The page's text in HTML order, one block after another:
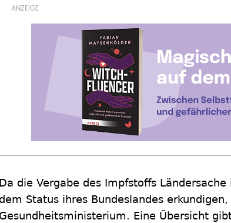
Da die Vergabe des Impfstoffs
dem Status ihres Bundeslandes
Gesundheitsministerium. Eine Übersicht